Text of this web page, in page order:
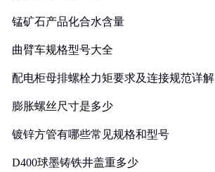
锰矿石产品化合水含量
曲臂车规格型号大全
配电柜母排螺栓力矩要求及连接规范详解
膨胀螺丝尺寸是多少
镀锌方管有哪些常见规格和型号
D400球墨铸铁井盖重多少